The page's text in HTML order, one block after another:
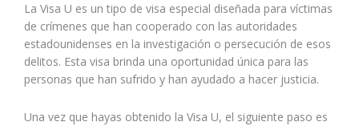
La Visa U es un tipo de visa especial diseñada para víctimas
de crímenes que han cooperado con las autoridades
estadounidenses en la investigación o persecución de esos
delitos. Esta visa brinda una oportunidad única para las
personas que han sufrido y han ayudado a hacer justicia.
Una vez que hayas obtenido la Visa U, el siguiente paso es